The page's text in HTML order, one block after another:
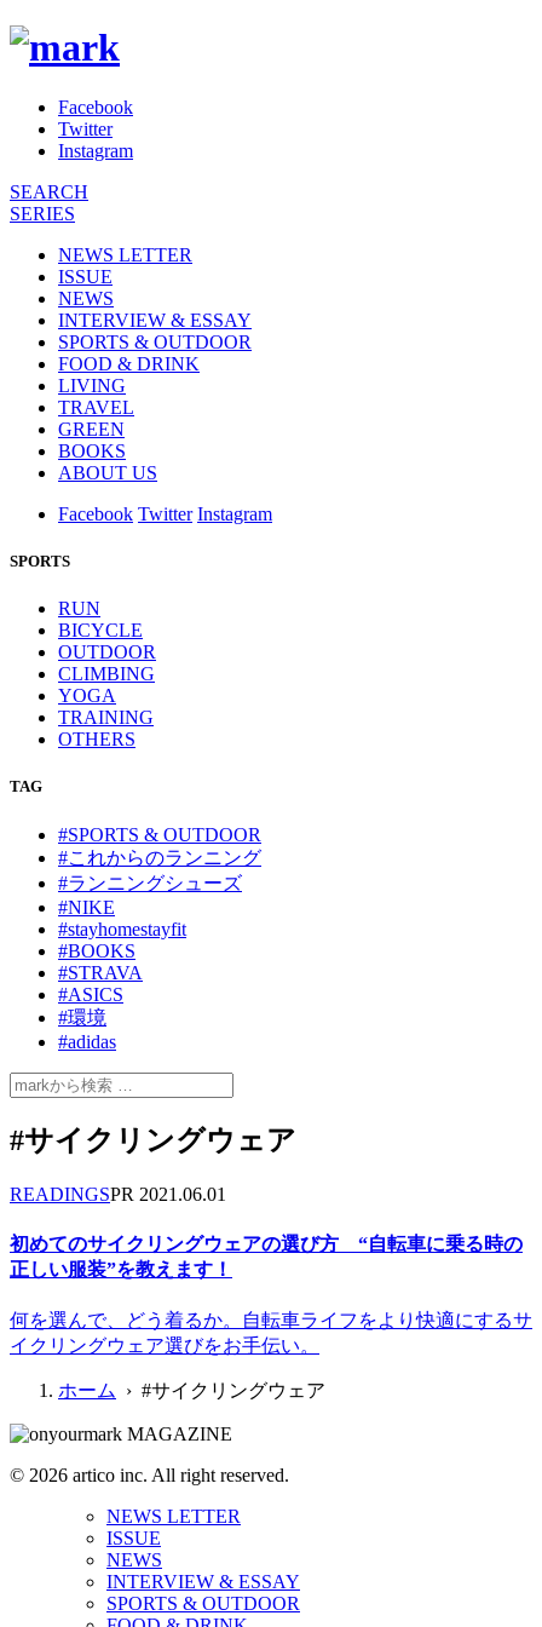
Facebook
Twitter
Instagram
SEARCH
SERIES
NEWS LETTER
ISSUE
NEWS
INTERVIEW & ESSAY
SPORTS & OUTDOOR
FOOD & DRINK
LIVING
TRAVEL
GREEN
BOOKS
ABOUT US
Facebook Twitter Instagram
SPORTS
RUN
BICYCLE
OUTDOOR
CLIMBING
YOGA
TRAINING
OTHERS
TAG
#SPORTS & OUTDOOR
#これからのランニング
#ランニングシューズ
#NIKE
#stayhomestayfit
#BOOKS
#STRAVA
#ASICS
#環境
#adidas
#サイクリングウェア
READINGSPR 2021.06.01
初めてのサイクリングウェアの選び方 “自転車に乗る時の
正しい服装”を教えます！
何を選んで、どう着るか。自転車ライフをより快適にするサ
イクリングウェア選びをお手伝い。
ホーム › #サイクリングウェア
© 2026 artico inc. All right reserved.
NEWS LETTER
ISSUE
NEWS
INTERVIEW & ESSAY
SPORTS & OUTDOOR